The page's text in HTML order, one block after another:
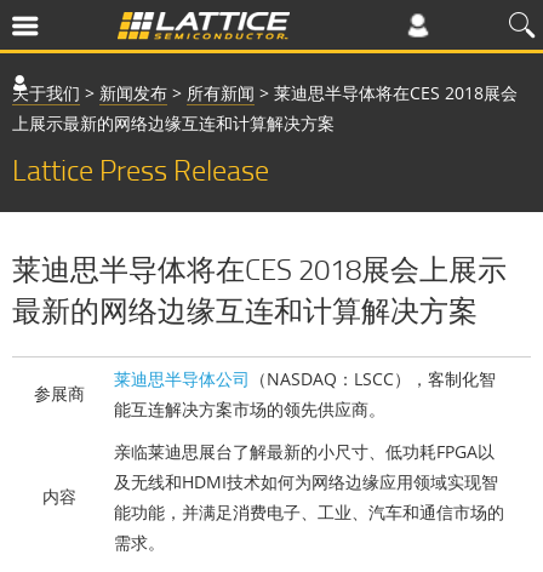
关于我们 > 新闻发布 > 所有新闻 > 莱迪思半导体将在CES 2018展会
上展示最新的网络边缘互连和计算解决方案
Lattice Press Release
莱迪思半导体将在CES 2018展会上展示
最新的网络边缘互连和计算解决方案
参展商
莱迪思半导体公司 （NASDAQ：LSCC），客制化智
能互连解决方案市场的领先供应商。
内容
亲临莱迪思展台了解最新的小尺寸、低功耗FPGA以
及无线和HDMI技术如何为网络边缘应用领域实现智
能功能，并满足消费电子、工业、汽车和通信市场的
需求。